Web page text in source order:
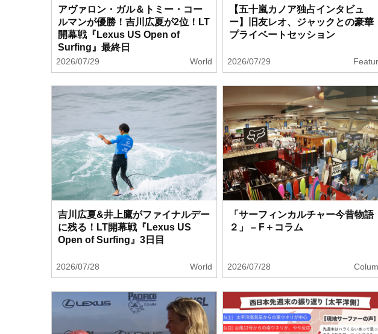
アヴァロン・ガル＆トミー・コー
ルマンが優勝！吉川広夏が2位！LT
開幕戦『Lexus US Open of
Surfing』最終日
2026/07/29 World
【五十嵐カノア独占インタビュ
ー】旧友レオ、ジャックとの豪華
プライベートセッション
2026/07/29
吉川広夏&井上鷹がファイナルデー
に残る！LT開幕戦『Lexus US
Open of Surfing』3日目
2026/07/28 World
「サーフィンカルチャー今昔物語
２」 – F＋コラム
2026/07/28